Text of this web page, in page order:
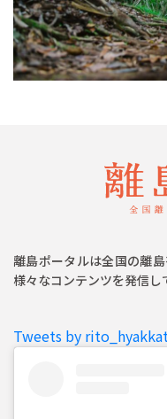
離島ポータルは全国の離
様々なコンテンツを発信
Tweets by